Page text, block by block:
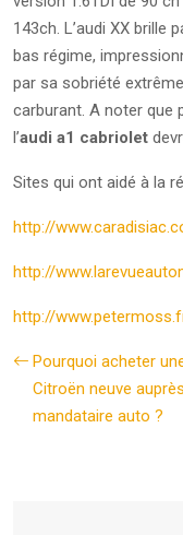
143ch. L’audi XX brille
bas régime,
par sa sobriété
carburant. A noter que
l’audi a1 cabriolet
Sites qui ont aidé à la
http://
http://
http://
Pourquoi acheter
Citroën neuve
mandataire auto ?